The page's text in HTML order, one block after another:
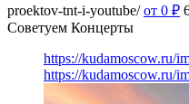
proektov-tnt-i-youtube/ от 0 ₽
Советуем Концерты
https://kudamoscow.ru/
https://kudamoscow.ru/